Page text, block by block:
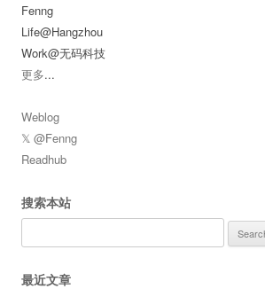
Fenng
Life@Hangzhou
Work@无码科技
更多...
Weblog
𝕏 @Fenng
Readhub
搜索本站
for:
最近文章